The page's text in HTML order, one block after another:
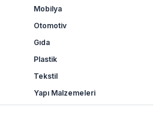
Mobilya
Otomotiv
Gıda
Plastik
Tekstil
Yapı Malzemeleri